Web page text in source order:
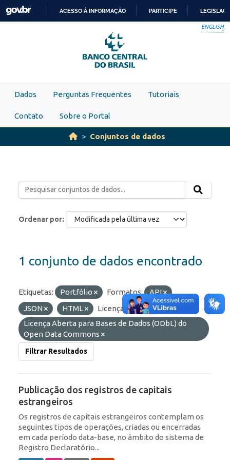
Skip to main content
PARA
O
CONTEÚDO
ACESSO À INFORMAÇÃO PARTICIPE
ENGLISH
Dados Perguntas Frequentes Tutoriais
Contato Sobre o Portal
Conjuntos de dados
Ordenar por
1 conjunto de dados encontrado
Etiquetas: Portfólio Formatos:
API
JSON
HTML
Licenças:
Licença Aberta para Bases de Dados (ODbL) do
Open Data Commons
Filtrar Resultados
Publicação dos registros de capitais
estrangeiros
Os registros de capitais estrangeiros contemplam os
seguintes tipos de operações, criadas ou encerradas
em cada período data-base, no âmbito do sistema de
Registro Declaratório...